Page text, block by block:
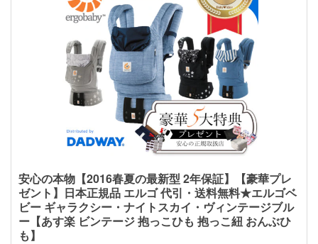
安心の本物【2016春夏の最新型 2年保証】【豪華プレ
ゼント】日本正規品 エルゴ 代引・送料無料★エルゴベ
ビー ギャラクシー・ナイトスカイ・ヴィンテージブル
ー【あす楽 ビンテージ 抱っこひも 抱っこ紐 おんぶひ
も】